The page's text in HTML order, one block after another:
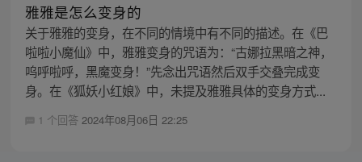
雅雅是怎么变身的
关于雅雅的变身，在不同的情境中有不同的描述。在《巴
啦啦小魔仙》中，雅雅变身的咒语为：“古娜拉黑暗之神，
呜呼啦呼，黑魔变身！”先念出咒语然后双手交叠完成变
身。在《狐妖小红娘》中，未提及雅雅具体的变身方式...
1 个回答 2024年08月06日 22:25